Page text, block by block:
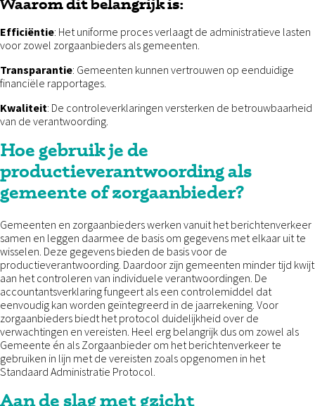
Efficiëntie: Het uniforme proces verlaagt de administratieve lasten
voor zowel zorgaanbieders als gemeenten.
Transparantie: Gemeenten kunnen vertrouwen op eenduidige
financiële rapportages.
Kwaliteit: De controleverklaringen versterken de betrouwbaarheid
van de verantwoording.
Hoe gebruik je de
productieverantwoording als
gemeente of zorgaanbieder?
Gemeenten en zorgaanbieders werken vanuit het berichtenverkeer
samen en leggen daarmee de basis om gegevens met elkaar uit te
wisselen. Deze gegevens bieden de basis voor de
productieverantwoording. Daardoor zijn gemeenten minder tijd kwijt
aan het controleren van individuele verantwoordingen. De
accountantsverklaring fungeert als een controlemiddel dat
eenvoudig kan worden geïntegreerd in de jaarrekening. Voor
zorgaanbieders biedt het protocol duidelijkheid over de
verwachtingen en vereisten. Heel erg belangrijk dus om zowel als
Gemeente én als Zorgaanbieder om het berichtenverkeer te
gebruiken in lijn met de vereisten zoals opgenomen in het
Standaard Administratie Protocol.
Aan de slag met gzicht